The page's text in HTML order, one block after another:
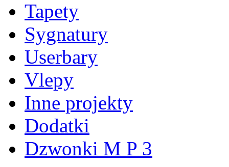
Tapety
Sygnatury
Userbary
Vlepy
Inne projekty
Dodatki
Dzwonki M P 3